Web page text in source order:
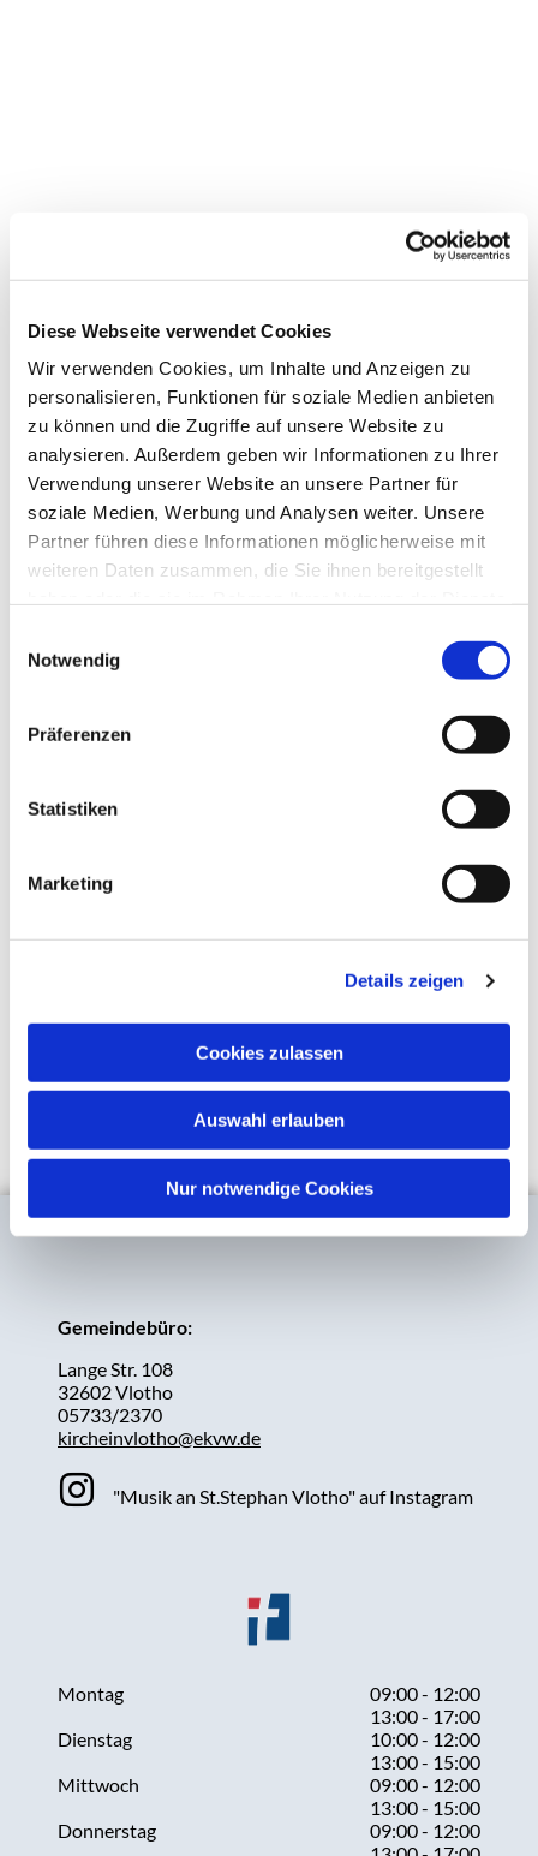
Diese Webseite verwendet Cookies
Wir verwenden Cookies, um Inhalte und Anzeigen zu
personalisieren, Funktionen für soziale Medien anbieten
zu können und die Zugriffe auf unsere Website zu
analysieren. Außerdem geben wir Informationen zu Ihrer
Verwendung unserer Website an unsere Partner für
soziale Medien, Werbung und Analysen weiter. Unsere
Partner führen diese Informationen möglicherweise mit
weiteren Daten zusammen, die Sie ihnen bereitgestellt
Notwendig
Präferenzen
Statistiken
Marketing
Details zeigen
Cookies zulassen
Auswahl erlauben
Nur notwendige Cookies
Dies könnte Sie auch
interessieren
Gemeindebüro:
Lange Str. 108
32602 Vlotho
05733/2370
kircheinvlotho@ekvw.de
"Musik an St.Stephan Vlotho" auf Instagram
Montag
09:00 - 12:00
13:00 - 17:00
Dienstag
10:00 - 12:00
13:00 - 15:00
Mittwoch
09:00 - 12:00
13:00 - 15:00
Donnerstag
09:00 - 12:00